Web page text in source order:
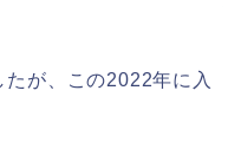
が、この2022年に入